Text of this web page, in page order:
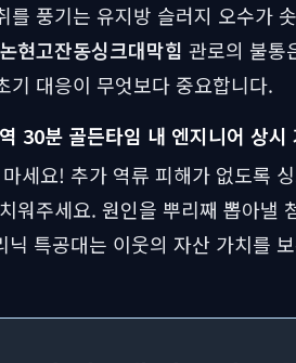
를 풍기는 유지방 슬러지 오수가
논현고잔동싱크대막힘 관로의 불통
기 대응이 무엇보다 중요합니다.
30분 골든타임 내 엔지니어 상시
세요! 추가 역류 피해가 없도록
워주세요. 원인을 뿌리째 뽑아낼
닉 특공대는 이웃의 자산 가치를